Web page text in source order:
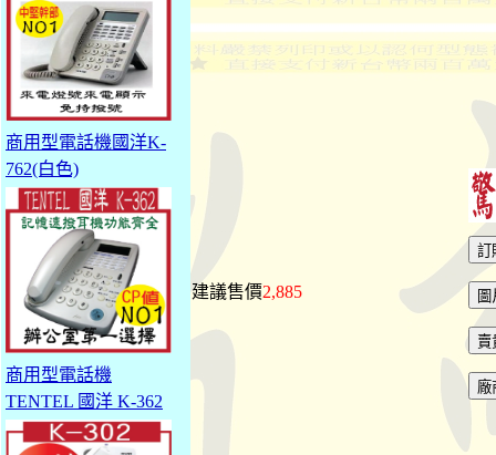
商用型電話機國洋K-
762(白色)
商用型電話機
TENTEL 國洋 K-362
建議售價2,885